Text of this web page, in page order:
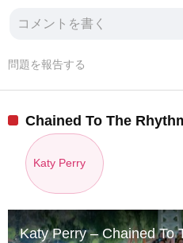
問題を報告する
Chained To The
Katy Perry
Katy Perry – Chained To